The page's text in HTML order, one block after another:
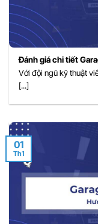
Đánh giá chi tiết
Với đội ngũ kỹ thuật
[...]
01
Th1